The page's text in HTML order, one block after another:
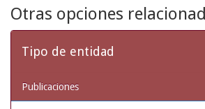
Otras opciones
Tipo de entidad
Publicaciones